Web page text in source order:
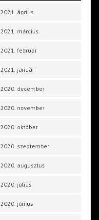
2021. április
2021. március
2021. február
2021. január
2020. december
2020. november
2020. október
2020. szeptember
2020. augusztus
2020. július
2020. június